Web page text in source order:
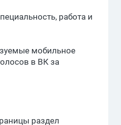
работа и
мобильное
в ВК за
раздел